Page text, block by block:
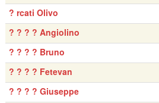
? rcati Olivo
? ? ? ? Angiolino
? ? ? ? Bruno
? ? ? ? Fetevan
? ? ? ? Giuseppe